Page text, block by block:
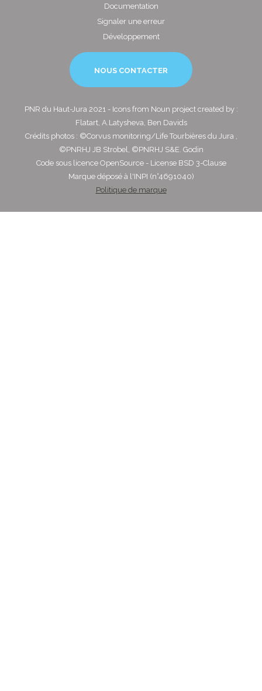
Documentation
Signaler une erreur
Développement
NOUS CONTACTER
PNR du Haut-Jura 2021 - Icons from Noun project created by :
Flatart, A.Latysheva, Ben Davids
Crédits photos : ©Corvus monitoring/Life Tourbières du Jura ,
©PNRHJ JB Strobel, ©PNRHJ S&E. Godin
Code sous licence OpenSource - License BSD 3-Clause
Marque déposé à l'INPI (n°4691040)
Politique de marque